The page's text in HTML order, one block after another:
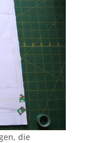
die